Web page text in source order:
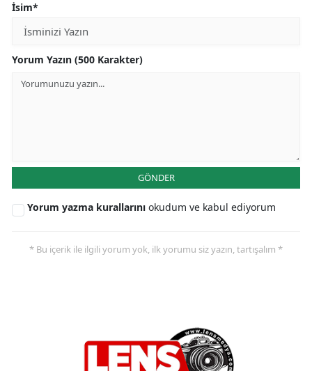
İsim*
Yorum Yazın (500 Karakter)
GÖNDER
Yorum yazma kurallarını okudum ve kabul ediyorum
* Bu içerik ile ilgili yorum yok, ilk yorumu siz yazın, tartışalım *